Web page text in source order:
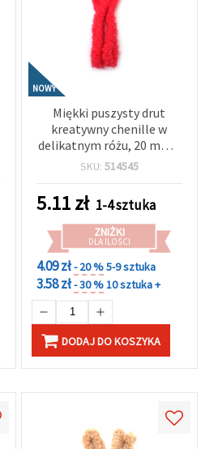
NOWY
Miękki puszysty drut
kreatywny chenille w
delikatnym różu, 20 mm ×
1 m – idealny do
rękodzieła i projektów DIY
SKU: 514545
5.11zł 1-4 sztuka
ZNIŻKI
DLA ILOŚCI
4.09 zł- 20 %5-9 sztuka
3.58 zł- 30 %10 sztuka +
DODAJ DO KOSZYKA